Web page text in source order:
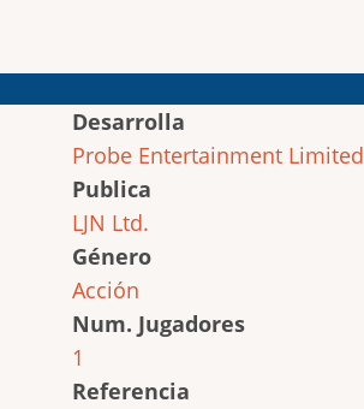
Desarrolla
Probe Entertainment Limited
Publica
LJN Ltd.
Género
Acción
Num. Jugadores
1
Referencia